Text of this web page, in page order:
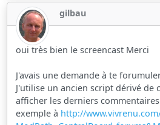
gilbau
oui très bien le screencast Merci
J'avais une demande à te
J'utilise un ancien script dérivé de
afficher les derniers
exemple à http://